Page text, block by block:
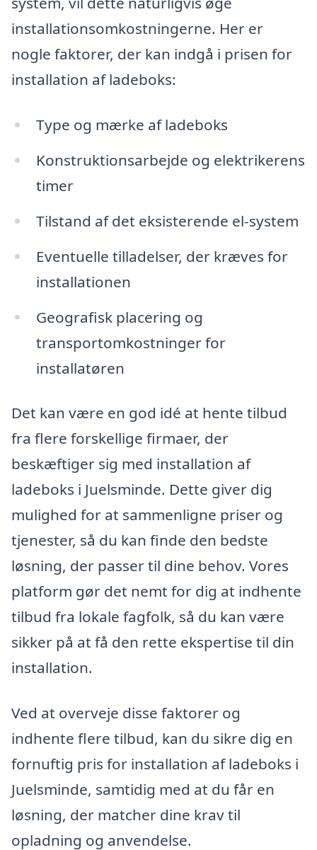
installationsomkostningerne. Her er
nogle faktorer, der kan indgå i prisen for
installation af ladeboks:
Type og mærke af ladeboks
Konstruktionsarbejde og elektrikerens
timer
Tilstand af det eksisterende el-system
Eventuelle tilladelser, der kræves for
installationen
Geografisk placering og
transportomkostninger for
installatøren
Det kan være en god idé at hente tilbud
fra flere forskellige firmaer, der
beskæftiger sig med installation af
ladeboks i Juelsminde. Dette giver dig
mulighed for at sammenligne priser og
tjenester, så du kan finde den bedste
løsning, der passer til dine behov. Vores
platform gør det nemt for dig at indhente
tilbud fra lokale fagfolk, så du kan være
sikker på at få den rette ekspertise til din
installation.
Ved at overveje disse faktorer og
indhente flere tilbud, kan du sikre dig en
fornuftig pris for installation af ladeboks i
Juelsminde, samtidig med at du får en
løsning, der matcher dine krav til
opladning og anvendelse.